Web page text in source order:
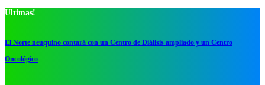
Ultimas!
El Norte neuquino contará con un Centro de Diálisis ampliado y un Centro
Oncológico